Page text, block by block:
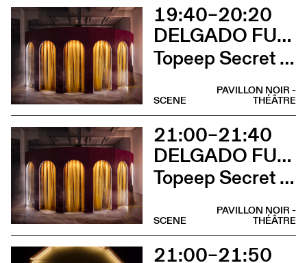
19:40–20:20
DELGADO FUCHS
Topeep Secret Box
PAVILLON NOIR -
THÉÂTRE
SCENE
21:00–21:40
DELGADO FUCHS
Topeep Secret Box
PAVILLON NOIR -
THÉÂTRE
SCENE
21:00–21:50